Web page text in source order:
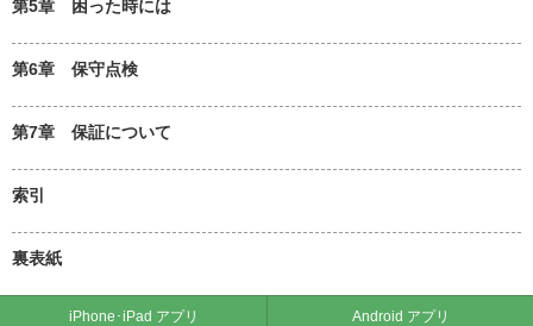
第5章 困った時には
第6章 保守点検
第7章 保証について
索引
裏表紙
iPhone･iPad アプリ Android アプリ